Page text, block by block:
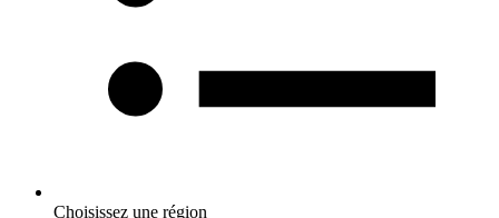
Choisissez une région